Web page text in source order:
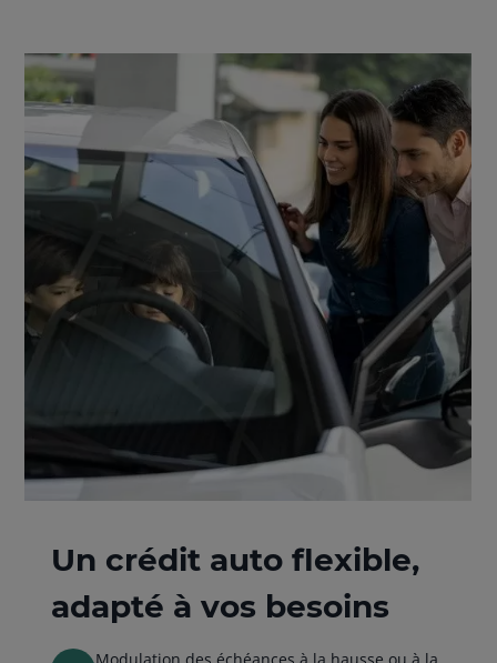
Un crédit auto flexible,
adapté à vos besoins